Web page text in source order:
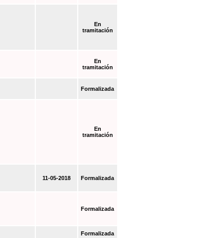
En
tramitación
En
tramitación
Formalizada
En
tramitación
11-05-2018 Formalizada
Formalizada
Formalizada